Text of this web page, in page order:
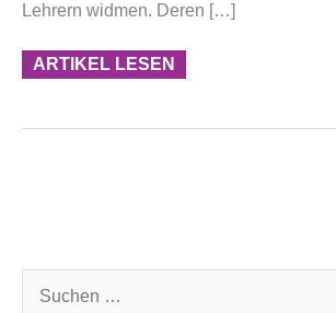
Lehrern widmen. Deren […]
ARTIKEL LESEN